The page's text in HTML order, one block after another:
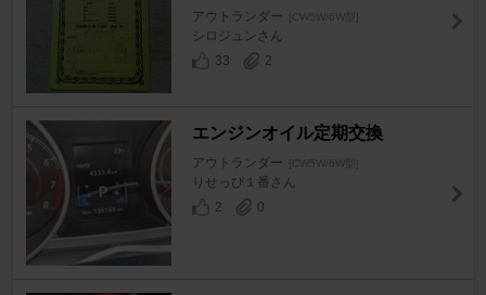
アウトランダー [CW5W/6W型]
シロジュンさん
33
2
エンジンオイル定期交換
アウトランダー [CW5W/6W型]
りせっぴ１番さん
2
0